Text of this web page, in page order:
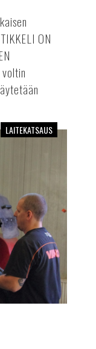
ON
LAITEKATSAUS